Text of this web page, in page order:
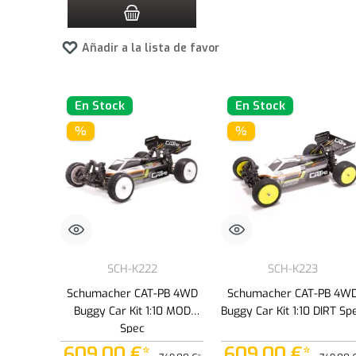
Añadir a la lista de favoritos
En Stock
%
SCH-K222
Schumacher CAT-PB 4WD
Buggy Car Kit 1:10 MOD
Spec
En Stock
%
SCH-K223
Schumacher CAT-PB
Buggy Car Kit 1:10 DIRT